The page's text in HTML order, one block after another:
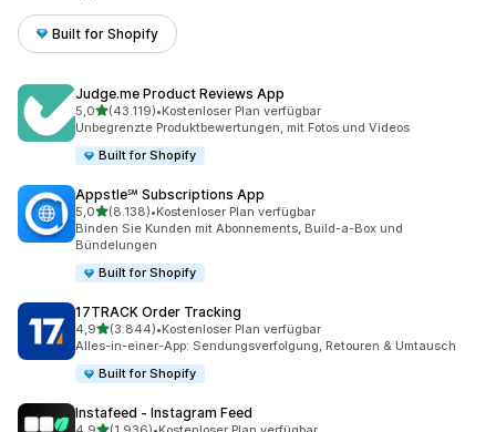
Built for Shopify
Judge.me Product Reviews App
5,0von 5 Sternen
(43.119)
43119 Rezensionen insgesamt
•Kostenloser Plan verfügbar
Unbegrenzte Produktbewertungen, mit Fotos und Videos
Built for Shopify
Appstle℠ Subscriptions App
5,0von 5 Sternen
(8.138)
8138 Rezensionen insgesamt
•Kostenloser Plan verfügbar
Binden Sie Kunden mit Abonnements, Build-a-Box und
Bündelungen
Built for Shopify
17TRACK Order Tracking
4,9von 5 Sternen
(3.844)
3844 Rezensionen insgesamt
•Kostenloser Plan verfügbar
Alles-in-einer-App: Sendungsverfolgung, Retouren & Umtausch
Built for Shopify
Instafeed ‑ Instagram Feed
von 5 Sternen